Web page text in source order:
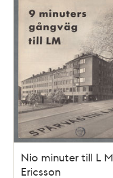
Nio minuter till L M
Ericsson